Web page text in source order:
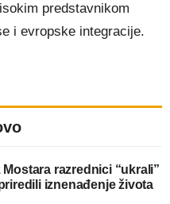
predstavnikom
i evropske integracije.
Mostara razrednici “ukrali”
iznenađenje života